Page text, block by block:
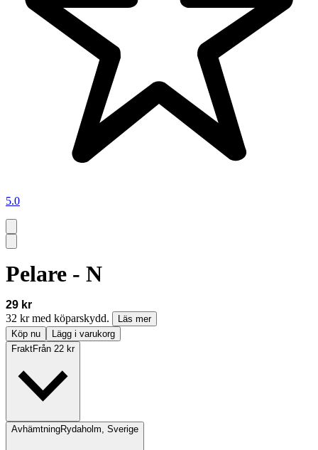
5.0
Pelare - N
29 kr
32 kr med köparskydd.
Läs mer
Köp nu
Lägg i varukorg
FraktFrån 22 kr
AvhämtningRydaholm, Sverige